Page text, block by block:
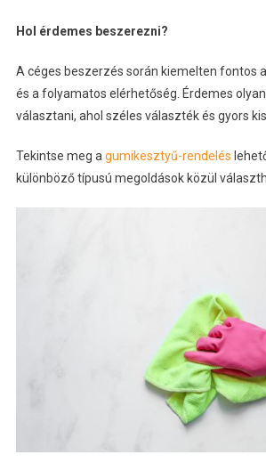
Hol érdemes beszerezni?
A céges beszerzés során kiemelten fontos
és a folyamatos elérhetőség. Érdemes
választani, ahol széles választék és gyors
Tekintse meg a gumikesztyű-rendelés
különböző típusú megoldások közül